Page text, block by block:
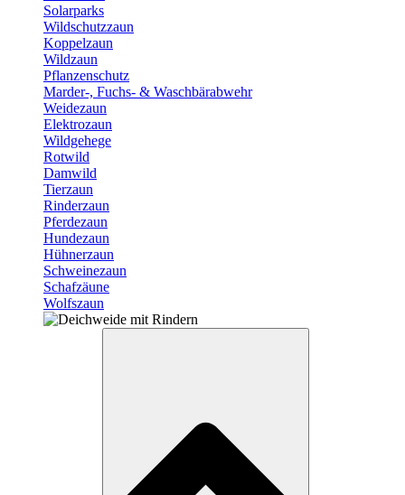
Solarparks
Wildschutzzaun
Koppelzaun
Wildzaun
Pflanzenschutz
Marder-, Fuchs- & Waschbärabwehr
Weidezaun
Elektrozaun
Wildgehege
Rotwild
Damwild
Tierzaun
Rinderzaun
Pferdezaun
Hundezaun
Hühnerzaun
Schweinezaun
Schafzäune
Wolfszaun